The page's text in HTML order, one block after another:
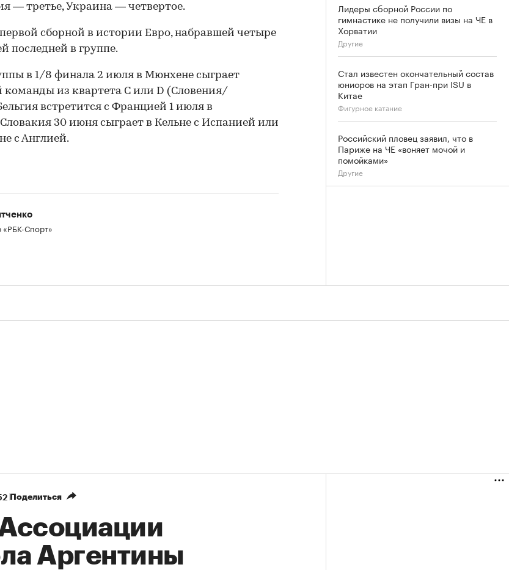
/ 00:00
— третье, Украина — четвертое.
сборной в истории Евро, набравшей четыре
последней в группе.
в 1/8 финала 2 июля в Мюнхене сыграет
команды из квартета С или D (Словения/
встретится с Францией 1 июля в
30 июня сыграет в Кельне с Испанией или
с Англией.
«РБК-Спорт»
Лидеры сборной России по
гимнастике не получили визы на ЧЕ в
Хорватии
Другие
Стал известен окончательный состав
юниоров на этап Гран-при ISU в
Китае
Фигурное катание
Российский пловец заявил, что в
Париже на ЧЕ «воняет мочой и
помойками»
Другие
Поделиться
Ассоциации
Аргентины